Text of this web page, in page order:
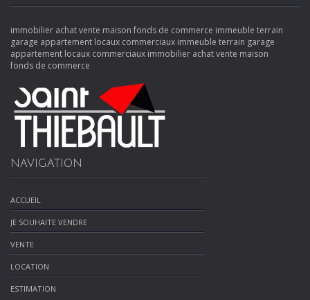
immobilier achat vente maison fonds de commerce immeuble terrain
garage appartement locaux commerciaux immeuble terrain garage
appartement locaux commerciaux immobilier achat vente maison
fonds de commerce
NAVIGATION
ACCUEIL
JE SOUHAITE VENDRE
VENTE
LOCATION
ESTIMATION